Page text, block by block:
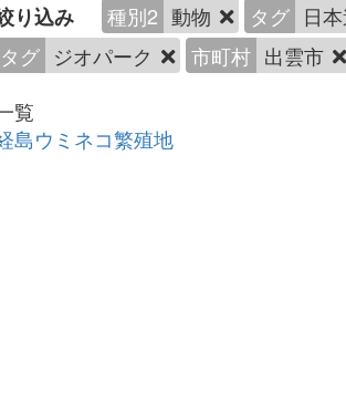
り込み 種別2 動物 タグ 日
タグ ジオパーク 市町村 出雲市
覧
島ウミネコ繁殖地